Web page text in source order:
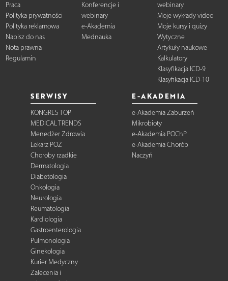
Praca
Polityka prywatności
Polityka reklamowa
Napisz do nas
Nota prawna
Regulamin
Konferencje i
webinary
e-Akademia
Mednauka
webinary
Moje wykłady video
Moje kursy i quizy
Wytyczne
Artykuły naukowe
Kalkulatory
Klasyfikacja ICD-9
Klasyfikacja ICD-10
SERWISY
KONGRES TOP
MEDICAL TRENDS
Menedżer Zdrowia
Lekarz POZ
Choroby rzadkie
Dermatologia
Diabetologia
Onkologia
Neurologia
Reumatologia
Kardiologia
Gastroenterologia
Pulmonologia
Ginekologia
Kurier Medyczny
Zalecenia i
E-AKADEMIA
e-Akademia Zaburzeń
Mikrobioty
e-Akademia POChP
e-Akademia Chorób
Naczyń